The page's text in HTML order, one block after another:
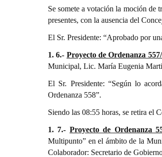
Se somete a votación la moción de
presentes, con la ausencia del
El Sr. Presidente: “Aprobado por
1. 6.- Proyecto de Ordenanza
Municipal, Lic. María Eugenia
El Sr. Presidente: “Según lo
Ordenanza 558”.
Siendo las 08:55 horas, se retira el
1. 7.- Proyecto de Ordenanza
Multipunto” en el ámbito de la
Colaborador: Secretario de